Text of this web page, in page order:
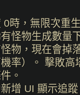
時，無限次重
怪物生成數量
物，現在會掉
機率）。 擊敗
。
增 UI 顯示追